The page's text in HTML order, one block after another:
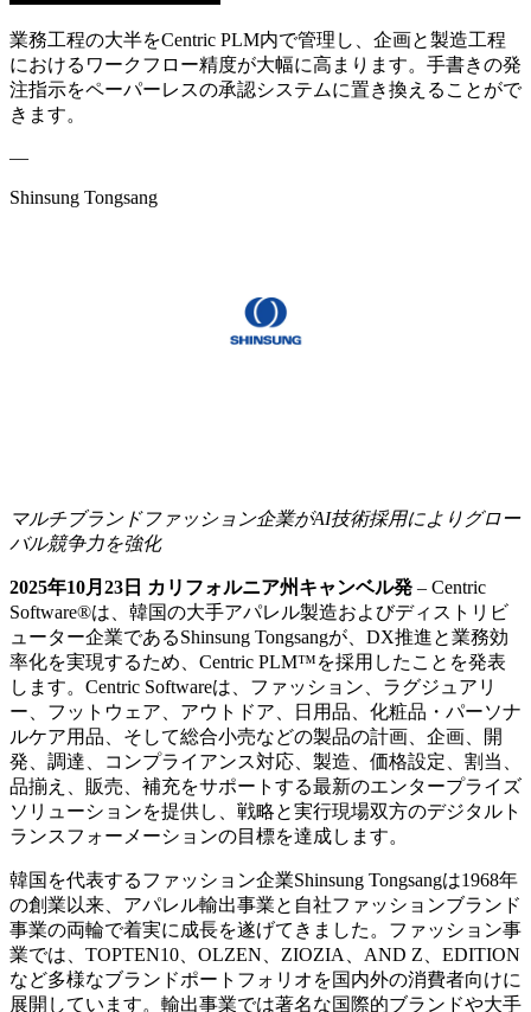
業務工程の大半をCentric PLM内で管理し、企画と製造工程
におけるワークフロー精度が大幅に高まります。手書きの発
注指示をペーパーレスの承認システムに置き換えることがで
きます。
—
Shinsung Tongsang
マルチブランドファッション企業がAI技術採用によりグロー
バル競争力を強化
2025年10月 23 日 カリフォルニア州キャンベル発 – Centric
Software®は、韓国の大手アパレル製造およびディストリビ
ューター企業であるShinsung Tongsangが、DX推進と業務効
率化を実現するため、Centric PLM™を採用したことを発表
します。Centric Softwareは、ファッション、ラグジュアリ
ー、フットウェア、アウトドア、日用品、化粧品・パーソナ
ルケア用品、そして総合小売などの製品の計画、企画、開
発、調達、コンプライアンス対応、製造、価格設定、割当、
品揃え、販売、補充をサポートする最新のエンタープライズ
ソリューションを提供し、戦略と実行現場双方のデジタルト
ランスフォーメーションの目標を達成します。
韓国を代表するファッション企業Shinsung Tongsangは1968年
の創業以来、アパレル輸出事業と自社ファッションブランド
事業の両輪で着実に成長を遂げてきました。ファッション事
業では、TOPTEN10、OLZEN、ZIOZIA、AND Z、EDITION
など多様なブランドポートフォリオを国内外の消費者向けに
展開しています。輸出事業では著名な国際的ブランドや大手